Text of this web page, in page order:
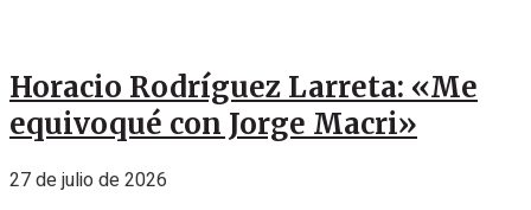
Horacio Rodríguez Larreta: «Me
equivoqué con Jorge Macri»
27 de julio de 2026